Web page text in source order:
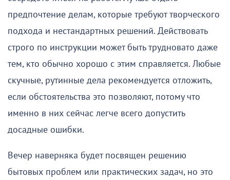
предпочтение делам, которые требуют творческого
подхода и нестандартных решений. Действовать
строго по инструкции может быть трудновато даже
тем, кто обычно хорошо с этим справляется. Любые
скучные, рутинные дела рекомендуется отложить,
если обстоятельства это позволяют, потому что
именно в них сейчас легче всего допустить
досадные ошибки.
Вечер наверняка будет посвящен решению
бытовых проблем или практических задач, но это